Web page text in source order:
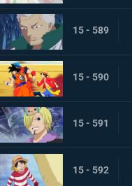
15 - 589
15 - 590
15 - 591
15 - 592